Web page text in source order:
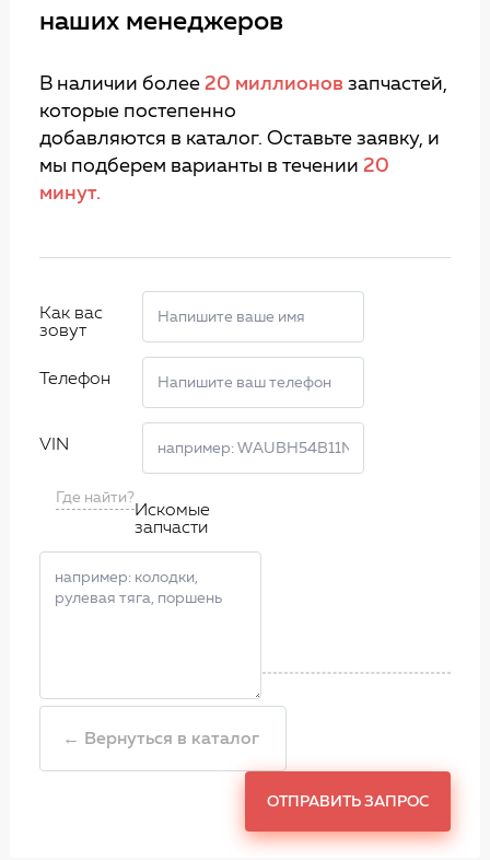
наших менеджеров
В наличии более 20 миллионов запчастей,
которые постепенно
добавляются в каталог. Оставьте заявку, и
мы подберем варианты в течении 20
минут.
Как вас
зовут
Телефон
VIN
Где найти?
Искомые
запчасти
← Вернуться в каталог
ОТПРАВИТЬ ЗАПРОС